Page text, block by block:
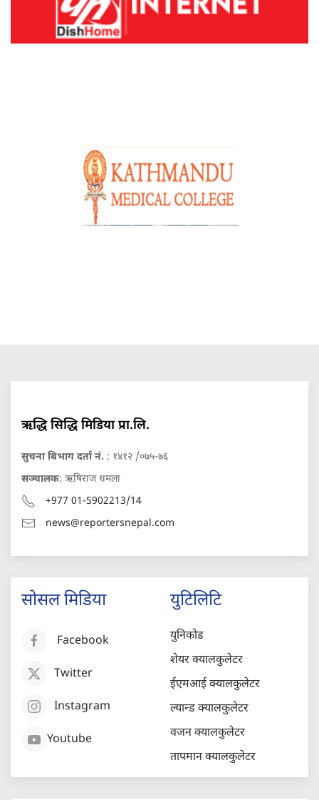
ऋद्धि सिद्धि मिडिया प्रा.लि.
सुचना बिभाग दर्ता नं. : १४१२ /०७५-७६
सञ्चालक: ऋषिराज धमला
+977 01-5902213/14
news@reportersnepal.com
सोसल मिडिया
Facebook
Twitter
Instagram
Youtube
युटिलिटि
युनिकोड
शेयर क्यालकुलेटर
ईएमआई क्यालकुलेटर
ल्यान्ड क्यालकुलेटर
वजन क्यालकुलेटर
तापमान क्यालकुलेटर